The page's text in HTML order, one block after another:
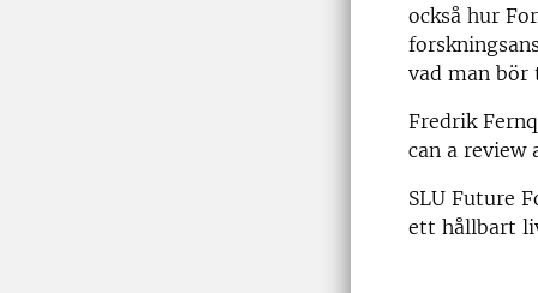
också hur
vad man bör
Fredrik
can a review
SLU Future
ett hållbart